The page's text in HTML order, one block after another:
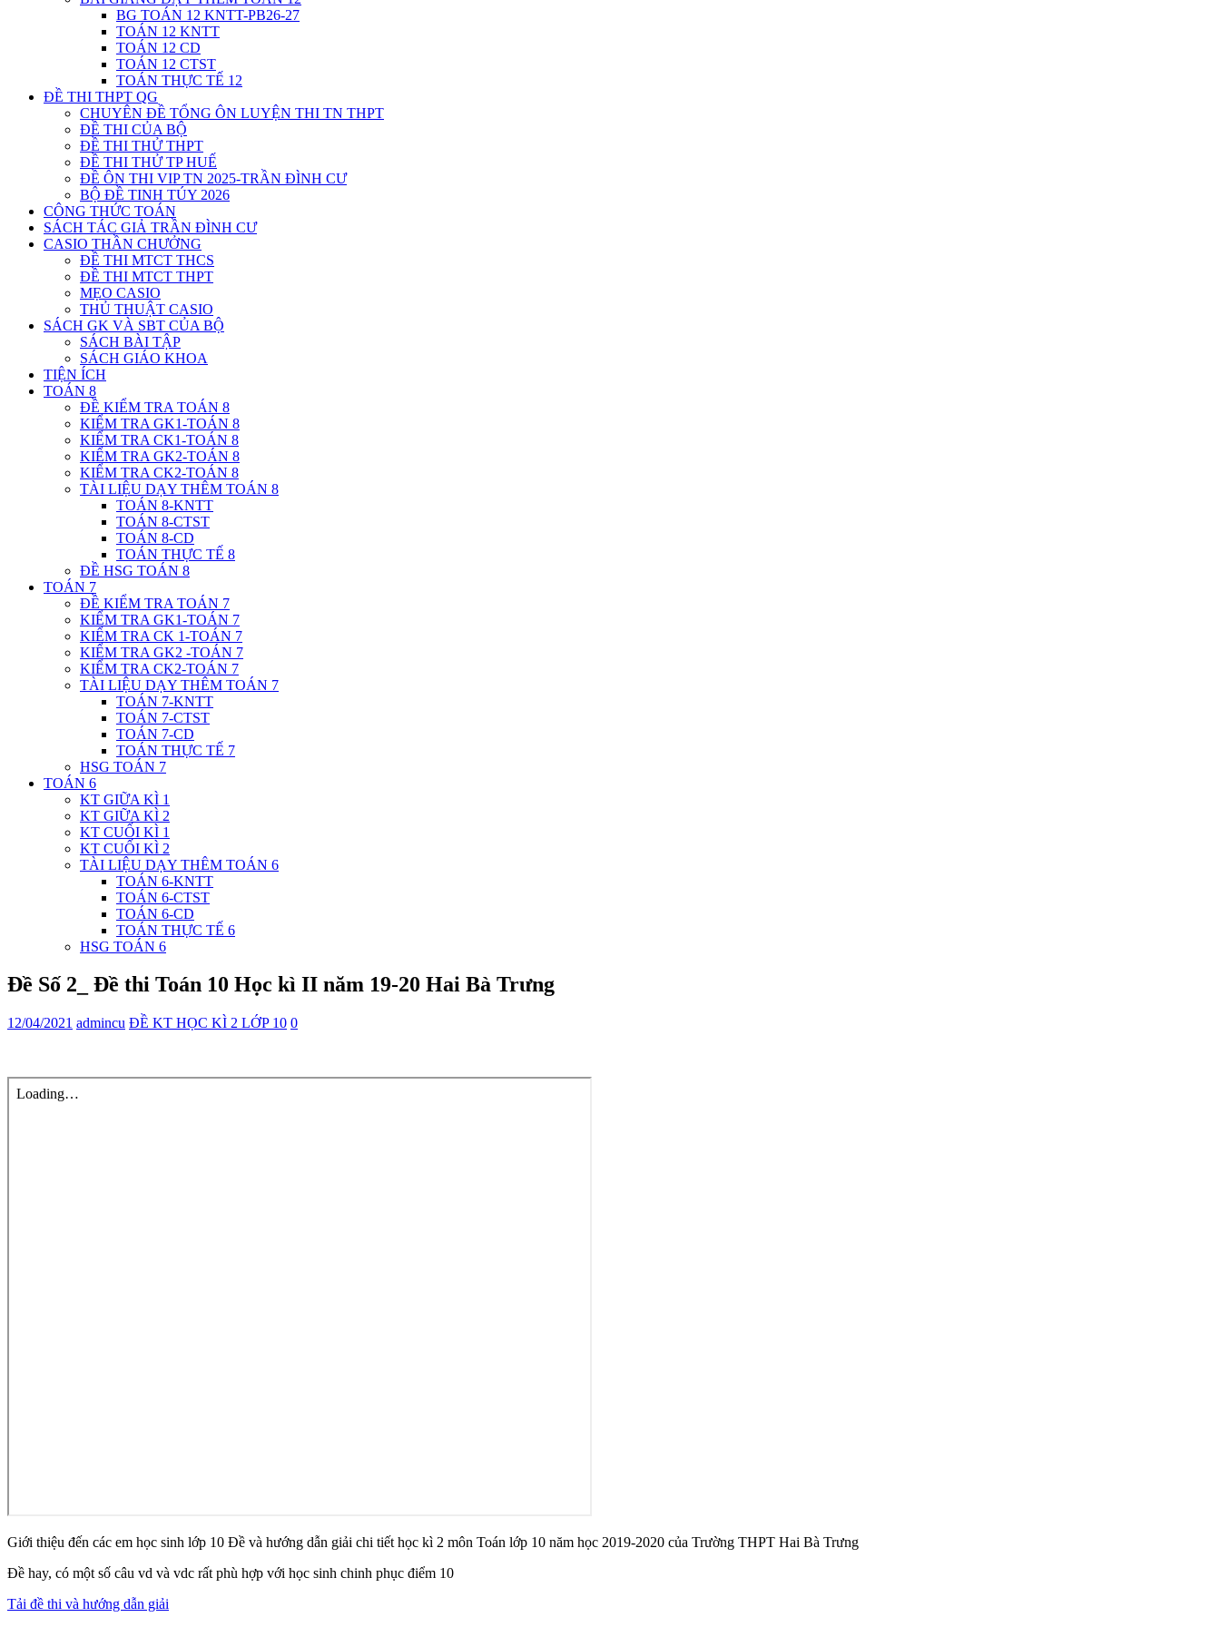
BG TOÁN 12 KNTT-PB26-27
TOÁN 12 KNTT
TOÁN 12 CD
TOÁN 12 CTST
TOÁN THỰC TẾ 12
ĐỀ THI THPT QG
CHUYÊN ĐỀ TỔNG ÔN LUYỆN THI TN THPT
ĐỀ THI CỦA BỘ
ĐỀ THI THỬ THPT
ĐỀ THI THỬ TP HUẾ
ĐỀ ÔN THI VIP TN 2025-TRẦN ĐÌNH CƯ
BỘ ĐỀ TINH TÚY 2026
CÔNG THỨC TOÁN
SÁCH TÁC GIẢ TRẦN ĐÌNH CƯ
CASIO THẦN CHƯỞNG
ĐỀ THI MTCT THCS
ĐỀ THI MTCT THPT
MẸO CASIO
THỦ THUẬT CASIO
SÁCH GK VÀ SBT CỦA BỘ
SÁCH BÀI TẬP
SÁCH GIÁO KHOA
TIỆN ÍCH
TOÁN 8
ĐỀ KIỂM TRA TOÁN 8
KIỂM TRA GK1-TOÁN 8
KIỂM TRA CK1-TOÁN 8
KIỂM TRA GK2-TOÁN 8
KIỂM TRA CK2-TOÁN 8
TÀI LIỆU DẠY THÊM TOÁN 8
TOÁN 8-KNTT
TOÁN 8-CTST
TOÁN 8-CD
TOÁN THỰC TẾ 8
ĐỀ HSG TOÁN 8
TOÁN 7
ĐỀ KIỂM TRA TOÁN 7
KIỂM TRA GK1-TOÁN 7
KIỂM TRA CK 1-TOÁN 7
KIỂM TRA GK2 -TOÁN 7
KIỂM TRA CK2-TOÁN 7
TÀI LIỆU DẠY THÊM TOÁN 7
TOÁN 7-KNTT
TOÁN 7-CTST
TOÁN 7-CD
TOÁN THỰC TẾ 7
HSG TOÁN 7
TOÁN 6
KT GIỮA KÌ 1
KT GIỮA KÌ 2
KT CUỐI KÌ 1
KT CUỐI KÌ 2
TÀI LIỆU DẠY THÊM TOÁN 6
TOÁN 6-KNTT
TOÁN 6-CTST
TOÁN 6-CD
TOÁN THỰC TẾ 6
HSG TOÁN 6
Đề Số 2_ Đề thi Toán 10 Học kì II năm 19-20 Hai Bà Trưng
12/04/2021 admincu ĐỀ KT HỌC KÌ 2 LỚP 10 0
Giới thiệu đến các em học sinh lớp 10 Đề và hướng dẫn giải chi tiết học kì 2 môn Toán lớp 10 năm học 2019-2020 của Trường THPT Hai Bà Trưng
Đề hay, có một số câu vd và vdc rất phù hợp với học sinh chinh phục điểm 10
Tải đề thi và hướng dẫn giải